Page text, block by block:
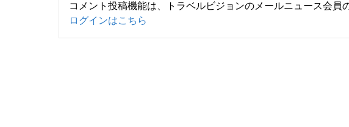
コメント投稿機能は、トラベルビジョンのメールニュース会員
ログインはこちら